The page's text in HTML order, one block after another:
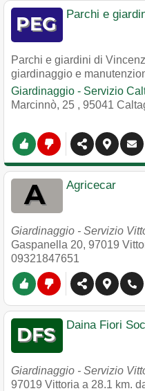
Parchi e
Parchi e giardini di
giardinaggio e
Giardinaggio - Servizio
Marcinnò, 25 , 95041
Agricecar
Giardinaggio - Servizio
Gaspanella 20, 97019
09321847651
Daina Fiori
Giardinaggio - Servizio
97019 Vittoria a 28.1 km.